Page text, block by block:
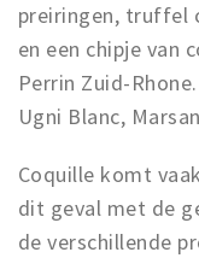
preiringen, truffel
en een chipje van
Perrin Zuid-
Ugni Blanc,
Coquille komt
dit geval met de
de verschillende